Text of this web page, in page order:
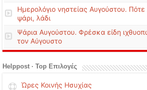
Ημερολόγιο νηστείας Αυγούστου.
ψάρι, λάδι
Ψάρια Αυγούστου. Φρέσκα είδη
τον Αύγουστο
Helppost · Top Επιλογές
Ώρες Κοινής Ησυχίας